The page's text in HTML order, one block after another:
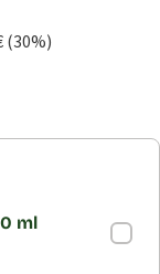
(30%)
ml